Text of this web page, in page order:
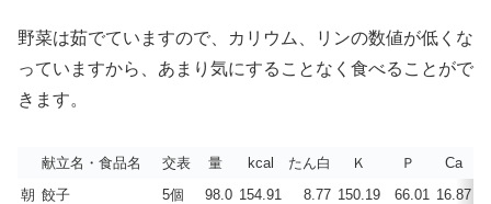
野菜は茹でていますので、カリウム、リンの数値が低くな
っていますから、あまり気にすることなく食べることがで
きます。
献立名・食品名 交表 量 kcal たん白 Ｋ Ｐ Ca
朝 餃子 5個 98.0 154.91 8.77 150.19 66.01 16.87